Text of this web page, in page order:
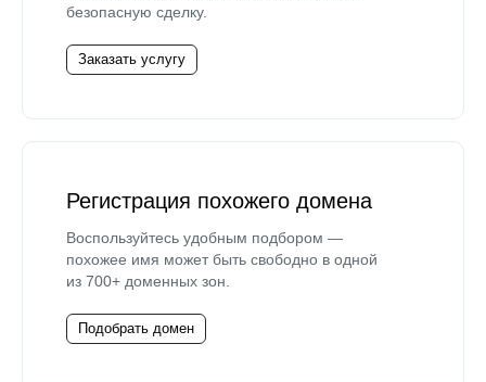
безопасную сделку.
Заказать услугу
Регистрация похожего домена
Воспользуйтесь удобным подбором —
похожее имя может быть свободно в одной
из 700+ доменных зон.
Подобрать домен